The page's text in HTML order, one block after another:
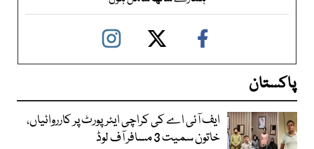
پاکستان
ایف آئی اے کی کراچی ایئرپورٹ پر کارروائیاں،
خاتون سمیت 3 مسافر آف لوڈ